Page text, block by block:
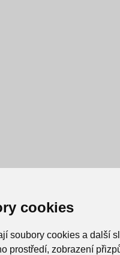
cookies
soubory cookies a další
prostředí, zobrazení